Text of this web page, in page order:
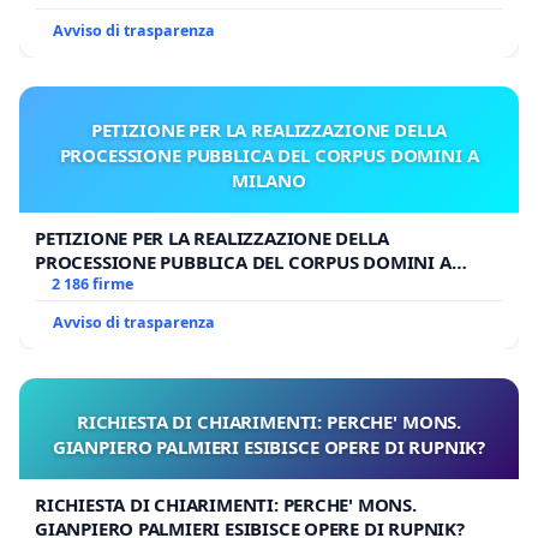
Avviso di trasparenza
PETIZIONE PER LA REALIZZAZIONE DELLA
PROCESSIONE PUBBLICA DEL CORPUS DOMINI A
MILANO
PETIZIONE PER LA REALIZZAZIONE DELLA
PROCESSIONE PUBBLICA DEL CORPUS DOMINI A
MILANO
2 186 firme
Avviso di trasparenza
RICHIESTA DI CHIARIMENTI: PERCHE' MONS.
GIANPIERO PALMIERI ESIBISCE OPERE DI RUPNIK?
RICHIESTA DI CHIARIMENTI: PERCHE' MONS.
GIANPIERO PALMIERI ESIBISCE OPERE DI RUPNIK?